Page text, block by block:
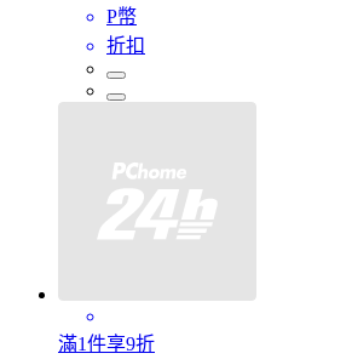
P幣
折扣
滿1件享9折